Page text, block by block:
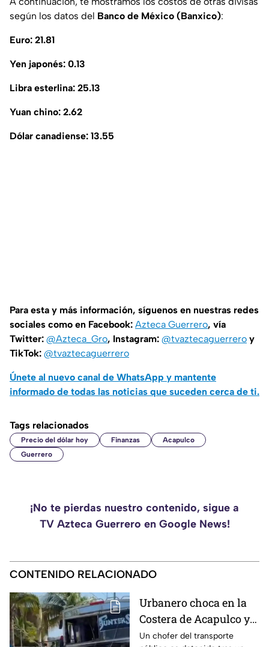
según los datos del Banco de México (Banxico):
Euro: 21.81
Yen japonés: 0.13
Libra esterlina: 25.13
Yuan chino: 2.62
Dólar canadiense: 13.55
Para esta y más información, síguenos en nuestras redes
sociales como en Facebook: Azteca Guerrero, vía
Twitter: @Azteca_Gro, Instagram: @tvaztecaguerrero y
TikTok: @tvaztecaguerrero
Únete al nuevo canal de WhatsApp y mantente
informado de todas las noticias que suceden cerca de ti.
Tags relacionados
Precio del dólar hoy Finanzas
Acapulco
Guerrero
¡No te pierdas nuestro contenido, sigue a
TV Azteca Guerrero en Google News!
CONTENIDO RELACIONADO
Urbanero choca en la
Costera de Acapulco y
ocasiona severos
Un chofer del transporte